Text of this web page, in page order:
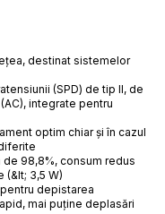
destinat sistemelor
(SPD) de tip II, de
integrate pentru
optim chiar și în cazul
de 98,8%, consum redus
(&lt; 3,5 W)
depistarea
mai puține deplasări